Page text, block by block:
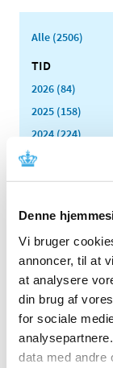
Denne
Vi bruger
annoncer, til at
at analysere
din brug af
for sociale
data med andre
Alle (2506)
TID
2026 (84)
2025 (158)
2024 (224)
2023 (195)
2022 (197)
2020 (263)
2019 (159)
2018 (150)
2017 (167)
2016 (167)
2015 (33)
2014 (44)